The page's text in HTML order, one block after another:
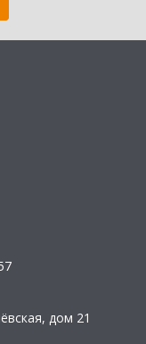
дом 21